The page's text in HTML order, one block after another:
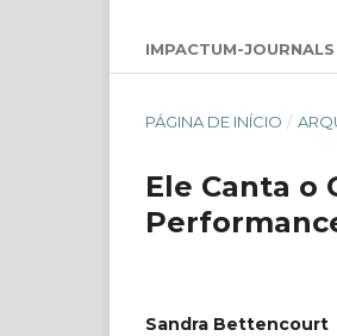
IMPACTUM-JOURNALS
PÁGINA DE INÍCIO /
Ele Canta o
Sandra Bettencourt